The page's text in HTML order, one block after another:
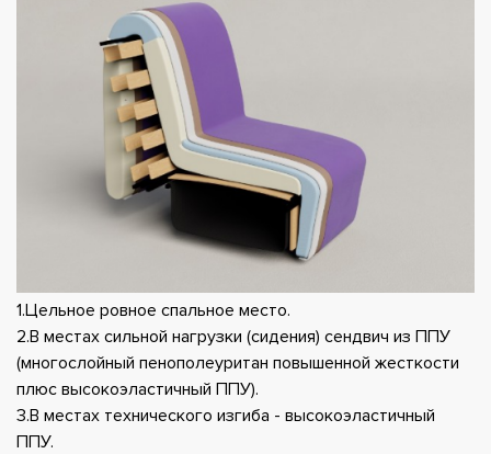
1.Цельное ровное спальное место.
2.В местах сильной нагрузки (сидения) сендвич из ППУ
(многослойный пенополеуритан повышенной жесткости
плюс высокоэластичный ППУ).
3.В местах технического изгиба - высокоэластичный
ППУ.